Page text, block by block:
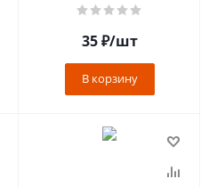
35₽/шт
В корзину